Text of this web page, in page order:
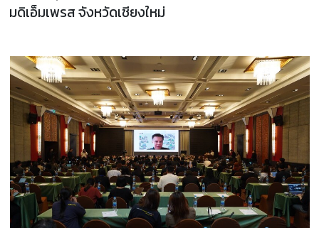
มดิเอ็มเพรส จังหวัดเชียงใหม่